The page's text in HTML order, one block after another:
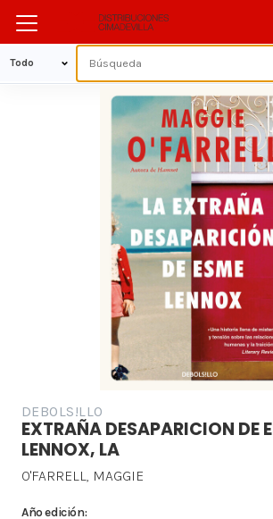
DEBOLS!LLO
EXTRAÑA DESAPARICION DE
LENNOX, LA
O'FARRELL, MAGGIE
Año edición: